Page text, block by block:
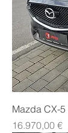
Mazda CX-5
Price
16.970,00 €